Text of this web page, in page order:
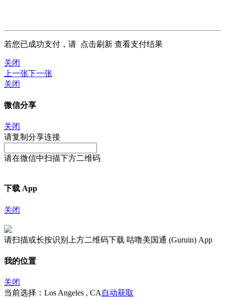
若您已成功支付，请 点击刷新 查看支付结果
关闭
上一张下一张
关闭
微信分享
关闭
请复制分享连接
请在微信中扫描下方二维码
下载 App
关闭
请扫描或长按识别上方二维码下载 咕噜美国通 (Guruin) App
我的位置
关闭
当前选择：Los Angeles , CA 自动获取